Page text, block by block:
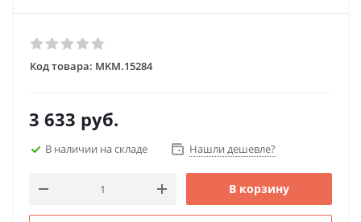
Код товара: MKM.15284
3 633 руб.
В наличии на складе Нашли дешевле?
В корзину